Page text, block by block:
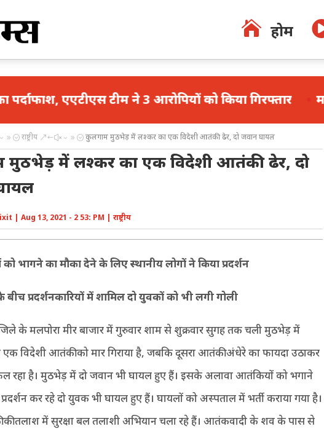
 होम
टीम ने 3 आरोपियों को किया गिरफ्तार मथुरा में भाई दूज
राष्ट्रीय &#x39; कुलगाम मुठभेड़ में लश्कर का एक विदेशी आतंकी ढेर, दो जवान घायल
मुठभेड़ में लश्कर का एक विदेशी आतंकी ढेर, दो
|Aug 13, 2021 - 2 53: PM |राष्ट्रीय
भागने का मौका देने के लिए स्थानीय लोगों ने किया प्रदर्शन
बीच प्रदर्शनकारियों में शामिल दो युवकों को भी लगी गोली
के मलपोरा मीर बाजार में गुरुवार शाम से शुक्रवार सुगह तक चली मुठभेड़ में
एक विदेशी आतंकी को मार गिराया है, जबकि दूसरा आतंकी अंधेरे का फायदा उठाकर
रहा है। मुठभेड़ में दो जवान भी घायल हुए हैं। इसके अलावा आतंकियों को भगाने
कर रहे दो युवक भी घायल हुए हैं। घायलों को अस्पताल में भर्ती कराया गया है।
की तलाश में सुरक्षा बल तलाशी अभियान चला रहे हैं। आतंकवादी के शव के पास से